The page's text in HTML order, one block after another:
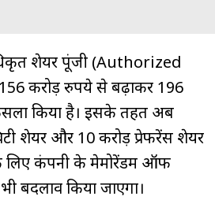
शेयर पूंजी (Authorized
करोड़ रुपये से बढ़ाकर 196
किया है। इसके तहत अब
शेयर और 10 करोड़ प्रेफरेंस शेयर
लिए कंपनी के मेमोरेंडम ऑफ
बदलाव किया जाएगा।